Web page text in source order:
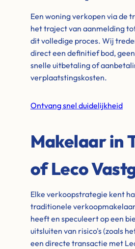
Een woning verkopen via de
het traject van aanmelding
dit volledige proces. Wij
direct een definitief bod,
snelle uitbetaling of
verplaatstingskosten.
Ontvang snel duidelijkheid
Makelaar in
of Leco
Elke verkoopstrategie kent
traditionele
heeft en speculeert op een
uitsluiten van risico's (zoals
een directe transactie met